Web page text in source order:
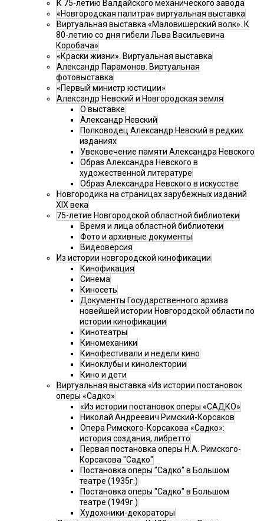
К 75-летию Валдайского механического завода
«Новгородская палитра» виртуальная выставка
Виртуальная выставка «Маловишерский волк». К
80-летию со дня гибели Льва Васильевича
Коробача»
«Краски жизни». Виртуальная выставка
Александр Парамонов. Виртуальная
фотовыставка
«Первый министр юстиции»
Александр Невский и Новгородская земля
О выставке
Александр Невский
Полководец Александр Невский в редких
изданиях
Увековечение памяти Александра Невского
Образ Александра Невского в
художественной литературе
Образ Александра Невского в искусстве
Новгородика на страницах зарубежных изданий
XIX века
75-летие Новгородской областной библиотеки
Время и лица областной библиотеки
Фото и архивные документы
Видеоверсия
Из истории новгородской кинофикации
Кинофикация
Синема
Киносеть
Документы Государственного архива
новейшей истории Новгородской области по
истории кинофикации
Кинотеатры
Киномеханики
Кинофестивали и недели кино
Киноклубы и кинолектории
Кино и дети
Виртуальная выставка «Из истории постановок
оперы «Садко»
«Из истории постановок оперы «САДКО»
Николай Андреевич Римский-Корсаков
Опера Римского-Корсакова «Садко»:
история создания, либретто
Первая постановка оперы Н.А. Римского-
Корсакова "Садко"
Постановка оперы "Садко" в Большом
театре (1935г.)
Постановка оперы "Садко" в Большом
театре (1949г.)
Художники-декораторы